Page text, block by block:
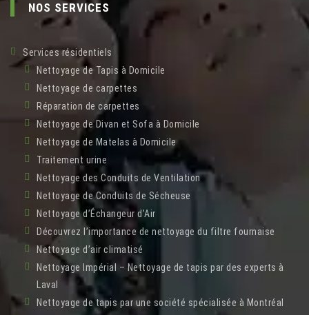
NOS SERVICES
Services résidentiels
Nettoyage de Tapis à Domicile
Nettoyage de carpettes
Réparation de carpettes
Nettoyage de Divan et Sofa à Domicile
Nettoyage de Matelas à Domicile
Traitement urine
Nettoyage des Conduits de Ventilation
Nettoyage de Conduits de Sécheuse
Nettoyage d’Échangeur d’Air
Découvrez l’importance de nettoyage du filtre fournaise
Nettoyage d’air climatisé
Nettoyage Impérial – Nettoyage de tapis par des experts à
Laval
Nettoyage de tapis par une société spécialisée à Montréal